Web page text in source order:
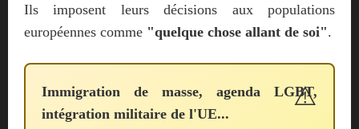
Ils imposent leurs décisions aux populations
européennes comme "quelque chose allant de soi".
Immigration de masse, agenda LGBT,
intégration militaire de l'UE...